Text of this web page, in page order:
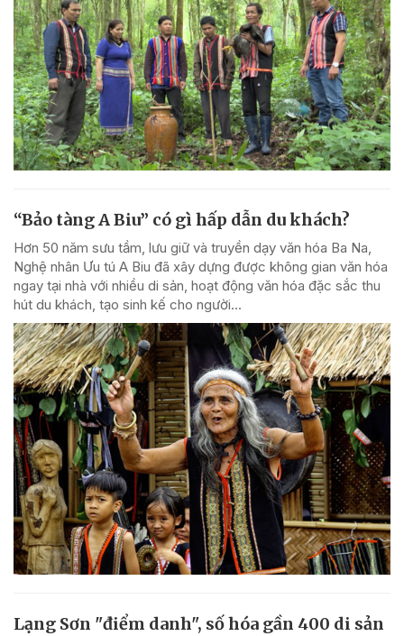
“Bảo tàng A Biu” có gì hấp dẫn du khách?
Hơn 50 năm sưu tầm, lưu giữ và truyền dạy văn hóa Ba Na,
Nghệ nhân Ưu tú A Biu đã xây dựng được không gian văn hóa
ngay tại nhà với nhiều di sản, hoạt động văn hóa đặc sắc thu
hút du khách, tạo sinh kế cho người...
Lạng Sơn "điểm danh", số hóa gần 400 di sản